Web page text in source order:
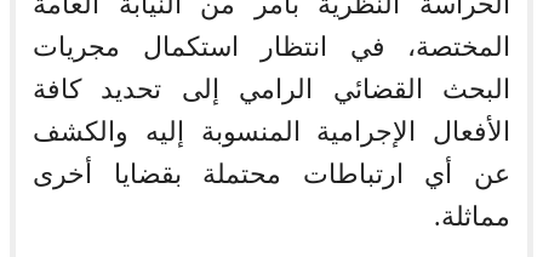
المختصة، في انتظار استكمال مجريات
البحث القضائي الرامي إلى تحديد كافة
الأفعال الإجرامية المنسوبة إليه والكشف
عن أي ارتباطات محتملة بقضايا أخرى
مماثلة.